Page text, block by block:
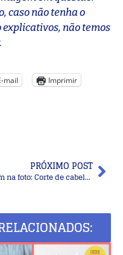
caso não tenha o
não temos
mail Imprimir
PRÓXIMO POST
Bem na foto: Corte de cabelo médio em camadas